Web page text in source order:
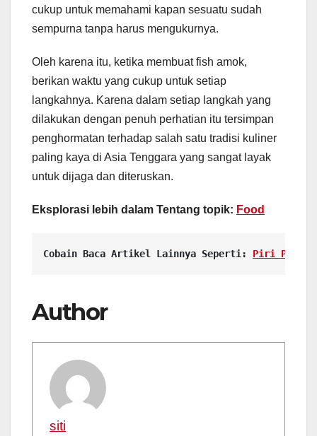
cukup untuk memahami kapan sesuatu sudah
sempurna tanpa harus mengukurnya.
Oleh karena itu, ketika membuat fish amok,
berikan waktu yang cukup untuk setiap
langkahnya. Karena dalam setiap langkah yang
dilakukan dengan penuh perhatian itu tersimpan
penghormatan terhadap salah satu tradisi kuliner
paling kaya di Asia Tenggara yang sangat layak
untuk dijaga dan diteruskan.
Eksplorasi lebih dalam Tentang topik: Food
Cobain Baca Artikel Lainnya Seperti: Piri Piri
Author
siti